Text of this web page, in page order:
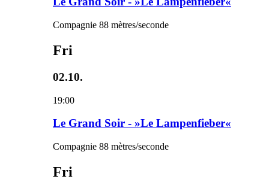
Compagnie 88 mètres/seconde
Fri
02.10.
19:00
Le Grand Soir - »Le Lampenfieber«
Compagnie 88 mètres/seconde
Fri